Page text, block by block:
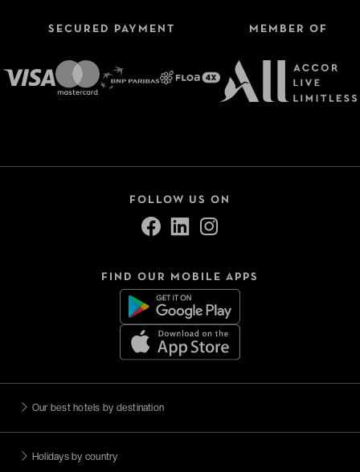
SECURED PAYMENT MEMBER OF
FOLLOW US ON
FIND OUR MOBILE APPS
Our best hotels by destination
Holidays by country